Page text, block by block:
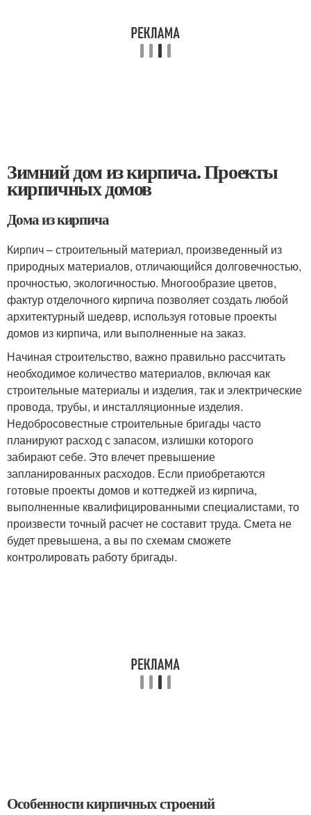
Зимний дом из кирпича. Проекты
кирпичных домов
Дома из кирпича
Кирпич – строительный материал, произведенный из
природных материалов, отличающийся долговечностью,
прочностью, экологичностью. Многообразие цветов,
фактур отделочного кирпича позволяет создать любой
архитектурный шедевр, используя готовые проекты
домов из кирпича, или выполненные на заказ.
Начиная строительство, важно правильно рассчитать
необходимое количество материалов, включая как
строительные материалы и изделия, так и электрические
провода, трубы, и инсталляционные изделия.
Недобросовестные строительные бригады часто
планируют расход с запасом, излишки которого
забирают себе. Это влечет превышение
запланированных расходов. Если приобретаются
готовые проекты домов и коттеджей из кирпича,
выполненные квалифицированными специалистами, то
произвести точный расчет не составит труда. Смета не
будет превышена, а вы по схемам сможете
контролировать работу бригады.
Особенности кирпичных строений